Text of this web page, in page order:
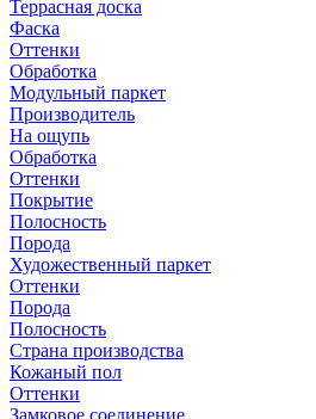
Террасная доска
Фаска
Оттенки
Обработка
Модульный паркет
Производитель
На ощупь
Обработка
Оттенки
Покрытие
Полосность
Порода
Художественный паркет
Оттенки
Порода
Полосность
Страна производства
Кожаный пол
Оттенки
Замковое соединение